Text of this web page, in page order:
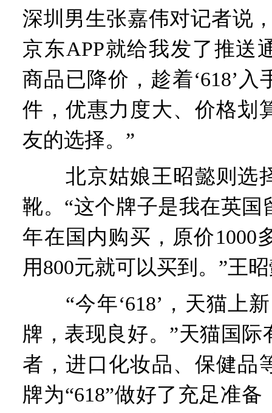
深圳男生张嘉伟对记者说
京东APP就给我发了推送
商品已降价，趁着‘618’
件，优惠力度大、价格划
友的选择。”
北京姑娘王昭懿则选
靴。“这个牌子是我在英国
年在国内购买，原价1000
用800元就可以买到。”王
“今年‘618’，天猫上新
牌，表现良好。”天猫国际
者，进口化妆品、保健品
牌为“618”做好了充足准备